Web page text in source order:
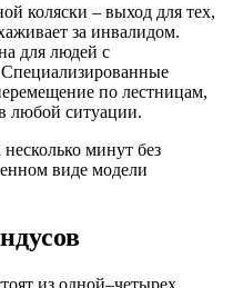
коляски – выход для тех,
за инвалидом.
для людей с
по лестницам,
любой ситуации.
минут без
виде модели
из одной–четырех